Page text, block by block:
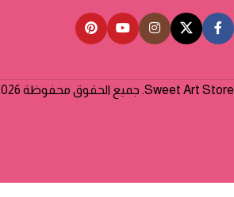
Sweet Art Store. جميع الحقوق محفوظة 2026©